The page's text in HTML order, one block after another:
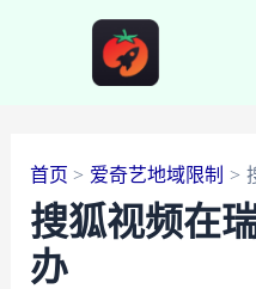
首页 爱奇艺地域限制
搜狐视频在
办